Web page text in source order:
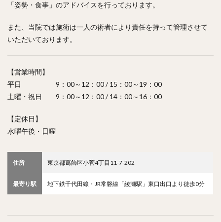
「姿勢・食事」のアドバイスを行っております。
また、当院では施術は一人の術者により責任を持って管理させて
いただいております。
【営業時間】
平日 9：00～12：00 / 15：00～19：00
土曜・祝日 9：00～12：00 / 14：00～16：00
【定休日】
水曜午後・日曜
住所 東京都葛飾区小菅4丁目11-7-202
最寄り駅 地下鉄千代田線・JR常磐線「綾瀬駅」東口出口より徒歩0分